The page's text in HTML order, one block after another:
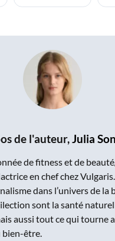
de l'auteur,Julia
de fitness et de
en chef chez
dans l’univers de la
sont la santé
aussi tout ce qui tourne
être.